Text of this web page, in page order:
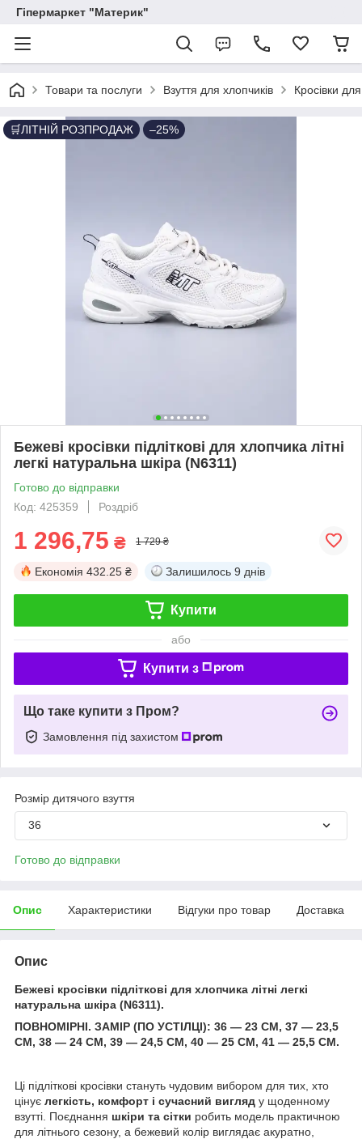
Гіпермаркет "Материк"
Товари та послуги Взуття для хлопчиків Кросівки
🛒ЛІТНІЙ РОЗПРОДАЖ –25%
Бежеві кросівки підліткові для хлопчика літні
легкі натуральна шкіра (N6311)
Готово до відправки
Код: 425359
Роздріб
1 296,75 ₴ 1 729 ₴
Економія 432.25 ₴ Залишилось 9 днів
Купити
або
Купити з
Що таке купити з Пром?
Замовлення під захистом
Розмір дитячого взуття
36
Готово до відправки
Опис Характеристики Відгуки про товар Доставка
Опис
Бежеві кросівки підліткові для хлопчика літні легкі
натуральна шкіра (N6311).
ПОВНОМІРНІ. ЗАМІР (ПО УСТІЛЦІ): 36 — 23 СМ, 37 — 23,5
СМ, 38 — 24 СМ, 39 — 24,5 СМ, 40 — 25 СМ, 41 — 25,5 СМ.
Ці підліткові кросівки стануть чудовим вибором для тих, хто
цінує легкість, комфорт і сучасний вигляд у щоденному
взутті. Поєднання шкіри та сітки робить модель практичною
для літнього сезону, а бежевий колір виглядає акуратно,